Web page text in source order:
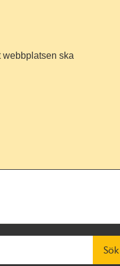
webbplatsen ska
Sök